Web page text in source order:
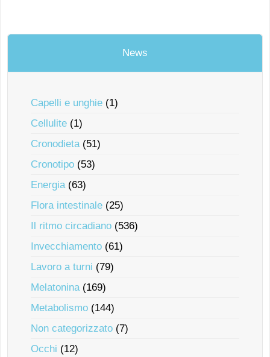
News
Capelli e unghie (1)
Cellulite (1)
Cronodieta(51)
Cronotipo (53)
Energia(63)
Flora intestinale (25)
Il ritmo circadiano (536)
Invecchiamento (61)
Lavoro a turni (79)
Melatonina(169)
Metabolismo (144)
Non categorizzato (7)
Occhi (12)